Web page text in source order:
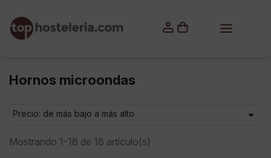
Hornos microondas
Precio: de más bajo a más alto 
Mostrando 1-18 de 18 artículo(s)
Iniciar sesión